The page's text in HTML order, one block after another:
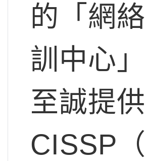
的「網
訓中心
至誠提
CISSP